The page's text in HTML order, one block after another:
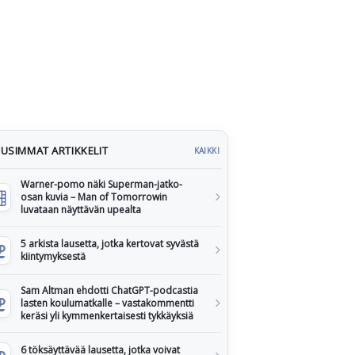
ARTIKKELIT KAIKKI
Warner-pomo näki Superman-jatko-
osan kuvia – Man of Tomorrowin
luvataan näyttävän upealta
5 arkista lausetta, jotka kertovat syvästä
kiintymyksestä
Sam Altman ehdotti ChatGPT-podcastia
lasten koulumatkalle – vastakommentti
keräsi yli kymmenkertaisesti tykkäyksiä
6 töksäyttävää lausetta, jotka voivat